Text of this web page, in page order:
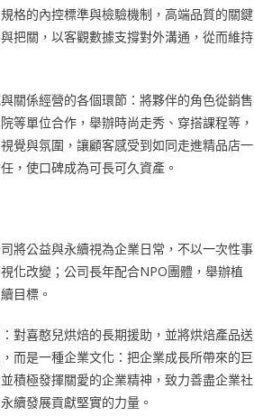
格的內控標準與檢驗機制，高端品質的關鍵
把關，以客觀數據支撐對外溝通，從而維持
關係經營的各個環節：將夥伴的角色從銷售
等單位合作，舉辦時尚走秀、穿搭課程等，
覺與氛圍，讓顧客感受到如同走進精品店一
，使口碑成為可長可久資產。
將公益與永續視為企業日常，不以一次性事
化改變；公司長年配合NPO團體，舉辦植
目標。
對喜憨兒烘焙的長期援助，並將烘焙產品送
而是一種企業文化：把企業成長所帶來的巨
積極發揮關愛的企業精神，致力善盡企業社
續發展貢獻堅實的力量。